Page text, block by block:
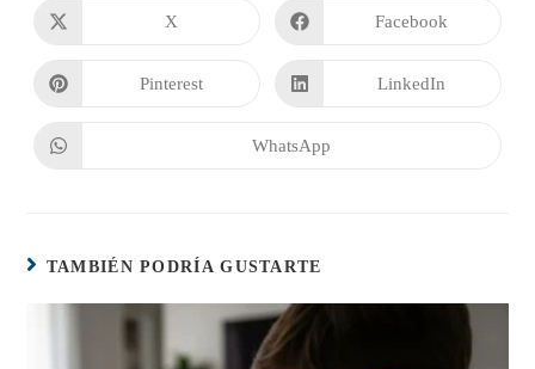
X Facebook
Pinterest LinkedIn
WhatsApp
TAMBIÉN PODRÍA GUSTARTE